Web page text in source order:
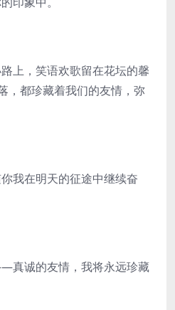
上，笑语欢歌留在花坛的馨
都珍藏着我们的友情，弥
我在明天的征途中继续奋
真诚的友情，我将永远珍藏